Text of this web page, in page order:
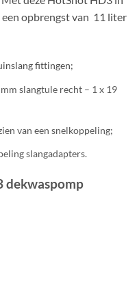
opbrengst van 11 liter
fittingen;
slangtule recht – 1 x 19
van een snelkoppeling;
slangadapters.
dekwaspomp